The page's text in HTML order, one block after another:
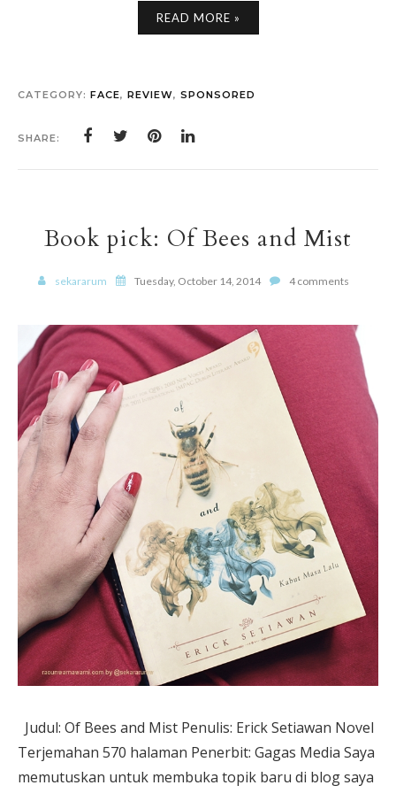
READ MORE »
CATEGORY: FACE, REVIEW, SPONSORED
SHARE:
Book pick: Of Bees and Mist
sekararum Tuesday, October 14, 2014 4 comments
Judul: Of Bees and Mist Penulis: Erick Setiawan Novel
Terjemahan 570 halaman Penerbit: Gagas Media Saya
memutuskan untuk membuka topik baru di blog saya